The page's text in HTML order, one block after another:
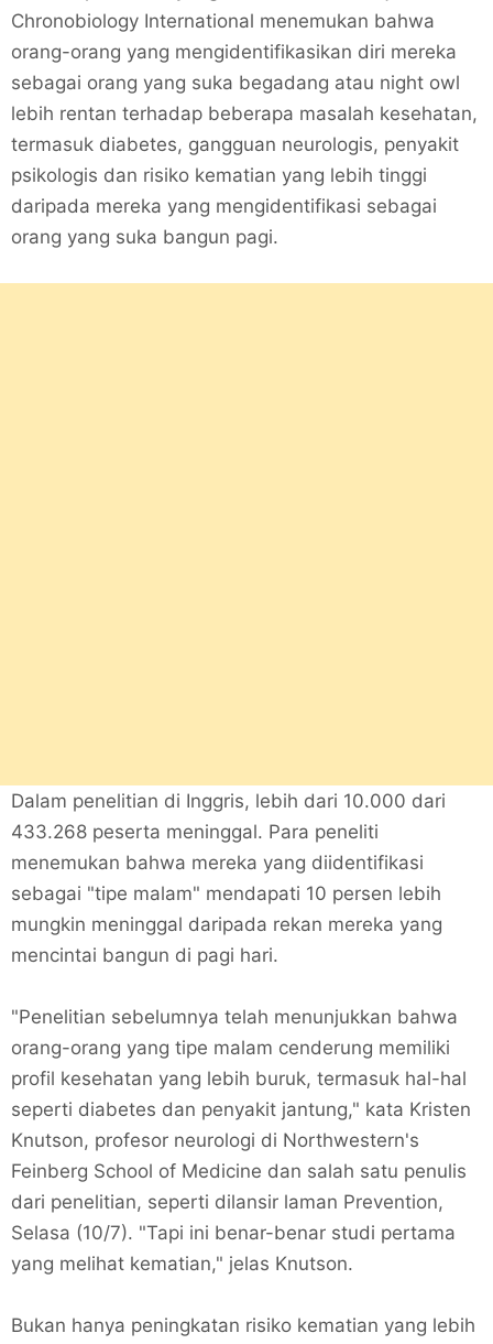
Chronobiology International menemukan bahwa
orang-orang yang mengidentifikasikan diri mereka
sebagai orang yang suka begadang atau night owl
lebih rentan terhadap beberapa masalah kesehatan,
termasuk diabetes, gangguan neurologis, penyakit
psikologis dan risiko kematian yang lebih tinggi
daripada mereka yang mengidentifikasi sebagai
orang yang suka bangun pagi.
Dalam penelitian di Inggris, lebih dari 10.000 dari
433.268 peserta meninggal. Para peneliti
menemukan bahwa mereka yang diidentifikasi
sebagai "tipe malam" mendapati 10 persen lebih
mungkin meninggal daripada rekan mereka yang
mencintai bangun di pagi hari.
"Penelitian sebelumnya telah menunjukkan bahwa
orang-orang yang tipe malam cenderung memiliki
profil kesehatan yang lebih buruk, termasuk hal-hal
seperti diabetes dan penyakit jantung," kata Kristen
Knutson, profesor neurologi di Northwestern's
Feinberg School of Medicine dan salah satu penulis
dari penelitian, seperti dilansir laman Prevention,
Selasa (10/7). "Tapi ini benar-benar studi pertama
yang melihat kematian," jelas Knutson.
Bukan hanya peningkatan risiko kematian yang lebih